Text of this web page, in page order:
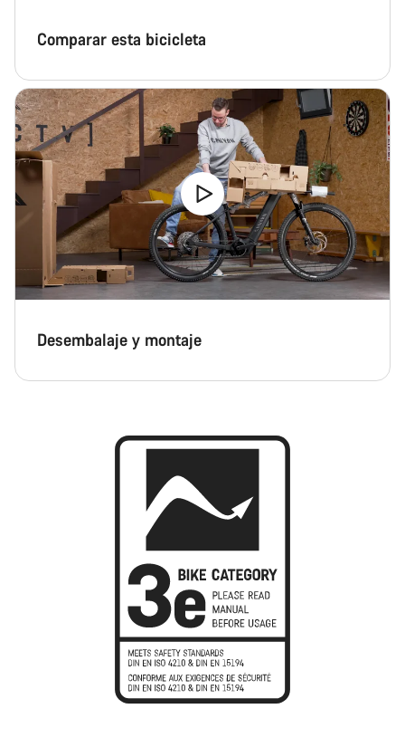
Comparar esta bicicleta
Desembalaje y montaje